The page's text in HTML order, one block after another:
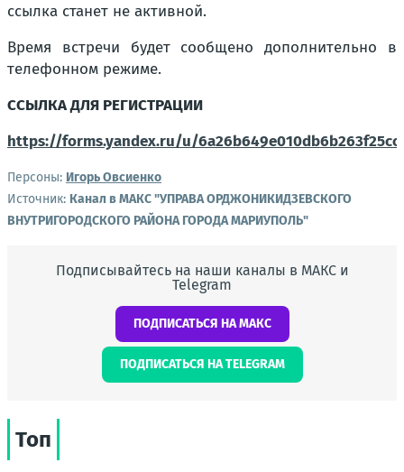
ссылка станет не активной.
Время встречи будет сообщено дополнительно в
телефонном режиме.
ССЫЛКА ДЛЯ РЕГИСТРАЦИИ
https://forms.yandex.ru/u/6a26b649e010db6b263f25cc
Персоны: Игорь Овсиенко
Источник: Канал в МАКС "УПРАВА ОРДЖОНИКИДЗЕВСКОГО
ВНУТРИГОРОДСКОГО РАЙОНА ГОРОДА МАРИУПОЛЬ"
Подписывайтесь на наши каналы в МАКС и
Telegram
ПОДПИСАТЬСЯ НА МАКС
ПОДПИСАТЬСЯ НА TELEGRAM
Топ